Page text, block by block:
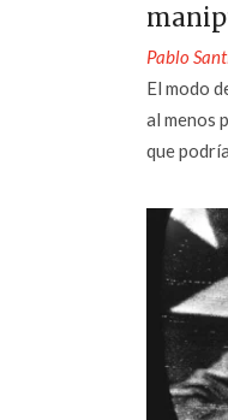
Pablo
El modo
al menos
que